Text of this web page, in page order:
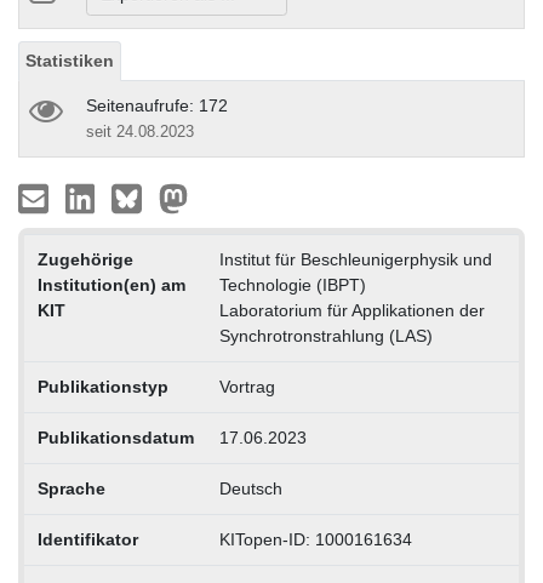
Statistiken
Seitenaufrufe: 172
seit 24.08.2023
Zugehörige
Institution(en) am
KIT
Institut für Beschleunigerphysik und
Technologie (IBPT)
Laboratorium für Applikationen der
Synchrotronstrahlung (LAS)
Publikationstyp Vortrag
Publikationsdatum 17.06.2023
Sprache Deutsch
Identifikator KITopen-ID: 1000161634